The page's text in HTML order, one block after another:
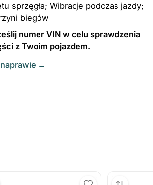
sprzęgła; Wibracje podczas jazdy;
biegów
numer VIN w celu sprawdzenia
z Twoim pojazdem.
→